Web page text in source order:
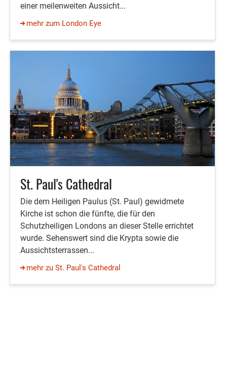
einer meilenweiten Aussicht...
mehr zum London Eye
St. Paul's Cathedral
Die dem Heiligen Paulus (St. Paul) gewidmete
Kirche ist schon die fünfte, die für den
Schutzheiligen Londons an dieser Stelle errichtet
wurde. Sehenswert sind die Krypta sowie die
Aussichtsterrassen...
mehr zu St. Paul's Cathedral